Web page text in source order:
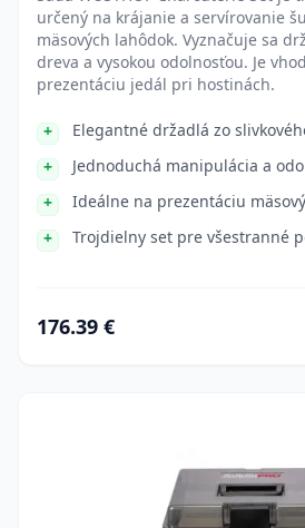
určený na krájanie a servírovanie
mäsových lahôdok. Vyznačuje sa
dreva a vysokou odolnosťou. Je
prezentáciu jedál pri hostinách.
Elegantné držadlá zo
Jednoduchá manipulácia a
Ideálne na prezentáciu
Trojdielny set pre všestranné
176.39 €